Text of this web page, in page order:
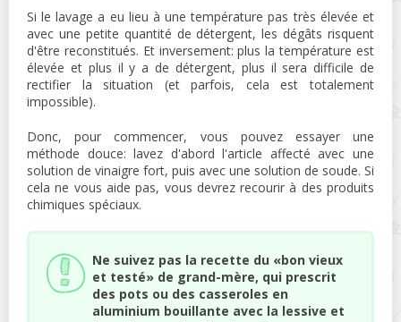
Si le lavage a eu lieu à une température pas très élevée et
avec une petite quantité de détergent, les dégâts risquent
d'être reconstitués. Et inversement: plus la température est
élevée et plus il y a de détergent, plus il sera difficile de
rectifier la situation (et parfois, cela est totalement
impossible).
Donc, pour commencer, vous pouvez essayer une
méthode douce: lavez d'abord l'article affecté avec une
solution de vinaigre fort, puis avec une solution de soude. Si
cela ne vous aide pas, vous devrez recourir à des produits
chimiques spéciaux.
Ne suivez pas la recette du «bon vieux
et testé» de grand-mère, qui prescrit
des pots ou des casseroles en
aluminium bouillante avec la lessive et